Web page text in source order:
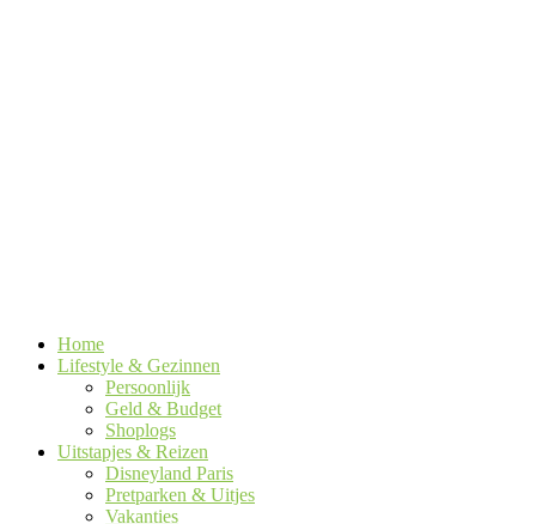
Home
Lifestyle & Gezinnen
Persoonlijk
Geld & Budget
Shoplogs
Uitstapjes & Reizen
Disneyland Paris
Pretparken & Uitjes
Vakanties